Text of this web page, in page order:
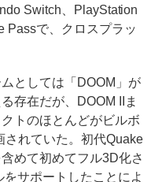
Switch、PlayStation
Passで、クロスプラッ
としては「DOOM」が
存在だが、DOOM IIま
トのほとんどがビルボ
されていた。初代Quake
めて初めてフル3D化さ
サポートしたことによ